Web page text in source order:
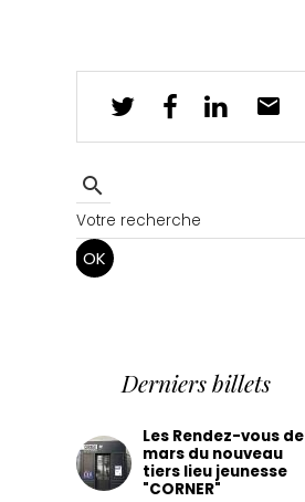
OK
Derniers billets
Les Rendez-vous de
mars du nouveau
tiers lieu jeunesse
"CORNER"